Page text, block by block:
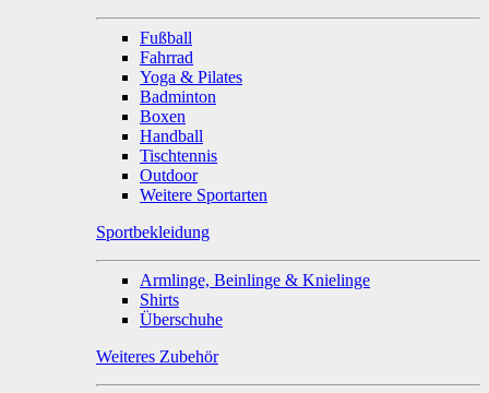
Fußball
Fahrrad
Yoga & Pilates
Badminton
Boxen
Handball
Tischtennis
Outdoor
Weitere Sportarten
Sportbekleidung
Armlinge, Beinlinge & Knielinge
Shirts
Überschuhe
Weiteres Zubehör